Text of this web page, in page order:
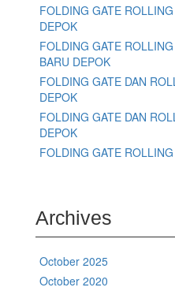
FOLDING GATE
DEPOK
FOLDING GATE
BARU DEPOK
FOLDING GATE DAN
DEPOK
FOLDING GATE DAN
DEPOK
FOLDING GATE
Archives
October 2025
October 2020